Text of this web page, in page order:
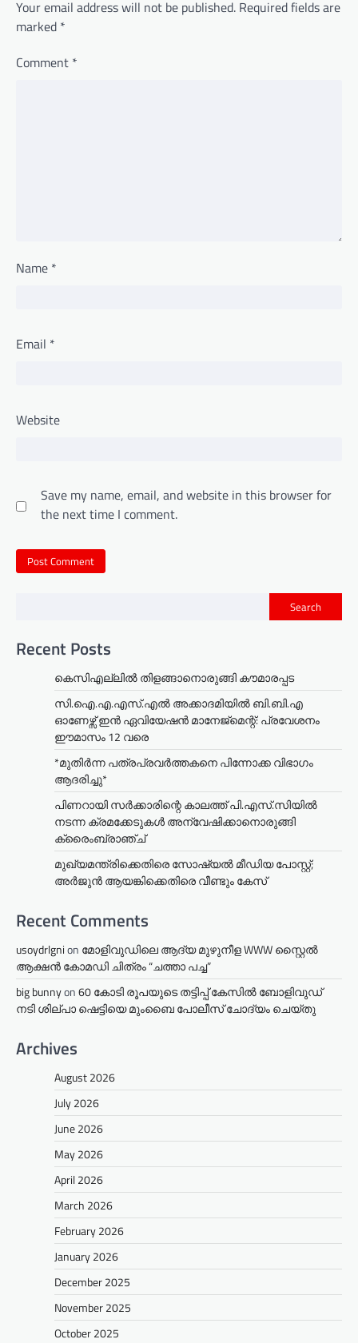
Your email address will not be published. Required fields are
marked *
Comment *
Name *
Email *
Website
Save my name, email, and website in this browser for
the next time I comment.
Search
Recent Posts
കെസിഎല്ലിൽ തിളങ്ങാനൊരുങ്ങി കൗമാരപ്പട
സി.ഐ.എ.എസ്.എൽ അക്കാദമിയിൽ ബി.ബി.എ
ഓണേഴ്സ് ഇൻ ഏവിയേഷൻ മാനേജ്മെന്റ്: പ്രവേശനം
ഈമാസം 12 വരെ
*മുതിർന്ന പത്രപ്രവർത്തകനെ പിന്നോക്ക വിഭാഗം
ആദരിച്ചു*
പിണറായി സർക്കാരിന്റെ കാലത്ത് പി.എസ്.സിയിൽ
നടന്ന ക്രമക്കേടുകൾ അന്വേഷിക്കാനൊരുങ്ങി
ക്രൈംബ്രാഞ്ച്
മുഖ്യമന്ത്രിക്കെതിരെ സോഷ്യൽ മീഡിയ പോസ്റ്റ്;
അർജുൻ ആയങ്കിക്കെതിരെ വീണ്ടും കേസ്
Recent Comments
usoydrlgnion മോളിവുഡിലെ ആദ്യ മുഴുനീള WWW സ്റ്റൈൽ
ആക്ഷൻ കോമഡി ചിത്രം “ചത്താ പച്ച”
big bunnyon60 കോടി രൂപയുടെ തട്ടിപ്പ് കേസിൽ ബോളിവുഡ്
നടി ശില്പാ ഷെട്ടിയെ മുംബൈ പോലീസ് ചോദ്യം ചെയ്തു
Archives
August 2026
July 2026
June 2026
May 2026
April 2026
March 2026
February 2026
January 2026
December 2025
November 2025
October 2025